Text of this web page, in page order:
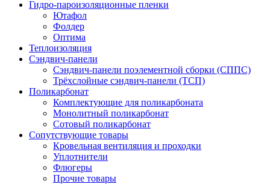
Гидро-пароизоляционные пленки
Ютафол
Фолдер
Оптима
Теплоизоляция
Сэндвич-панели
Сэндвич-панели поэлементной сборки (СППС)
Трёхслойные сэндвич-панели (ТСП)
Поликарбонат
Комплектующие для поликарбоната
Монолитный поликарбонат
Сотовый поликарбонат
Сопутствующие товары
Кровельная вентиляция и проходки
Уплотнители
Флюгеры
Прочие товары